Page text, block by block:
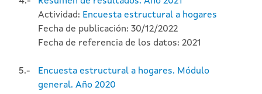
Actividad: Encuesta estructural a hogares
Fecha de publicación: 30/12/2022
Fecha de referencia de los datos: 2021
5.-
Encuesta estructural a hogares. Módulo
general. Año 2020